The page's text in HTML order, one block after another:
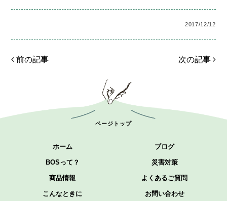
2017/12/12
前の記事 次の記事
ページトップ
ホーム
BOSって？
商品情報
こんなときに
ブログ
災害対策
よくあるご質問
お問い合わせ